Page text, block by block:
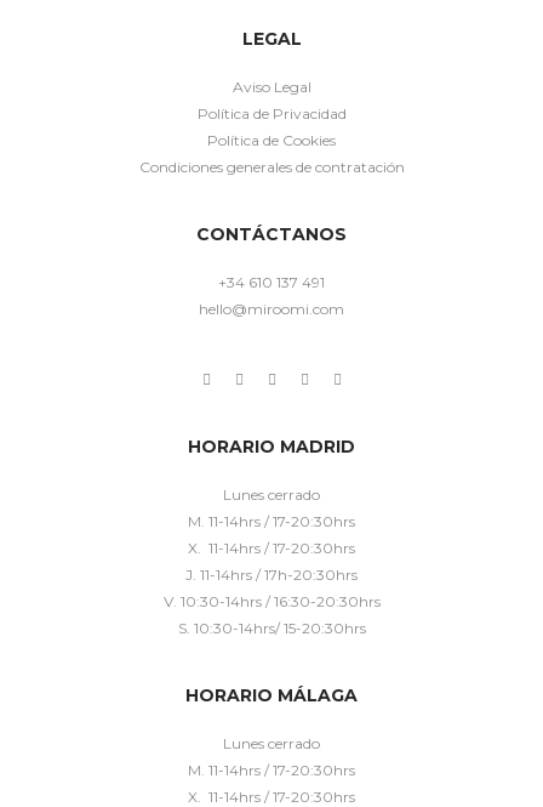
LEGAL
Aviso Legal
Política de Privacidad
Política de Cookies
Condiciones generales de contratación
CONTÁCTANOS
+34 610 137 491
hello@miroomi.com
HORARIO MADRID
Lunes cerrado
M. 11-14hrs / 17-20:30hrs
X. 11-14hrs / 17-20:30hrs
J. 11-14hrs / 17h-20:30hrs
V. 10:30-14hrs / 16:30-20:30hrs
S. 10:30-14hrs/ 15-20:30hrs
HORARIO MÁLAGA
Lunes cerrado
M. 11-14hrs / 17-20:30hrs
X. 11-14hrs / 17-20:30hrs